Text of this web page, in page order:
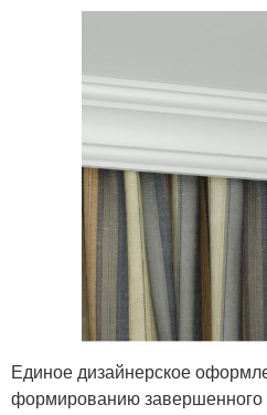
Единое дизайнерское
формированию завершенного